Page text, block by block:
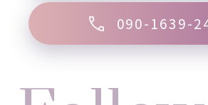
090-1639-